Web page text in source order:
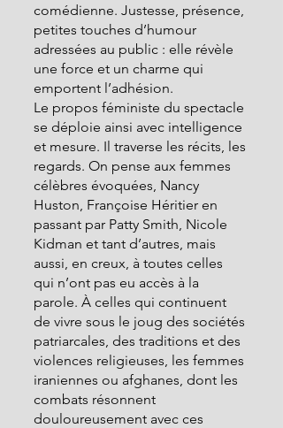
comédienne. Justesse, présence,
petites touches d’humour
adressées au public : elle révèle
une force et un charme qui
emportent l’adhésion.
Le propos féministe du spectacle
se déploie ainsi avec intelligence
et mesure. Il traverse les récits, les
regards. On pense aux femmes
célèbres évoquées, Nancy
Huston, Françoise Héritier en
passant par Patty Smith, Nicole
Kidman et tant d’autres, mais
aussi, en creux, à toutes celles
qui n’ont pas eu accès à la
parole. À celles qui continuent
de vivre sous le joug des sociétés
patriarcales, des traditions et des
violences religieuses, les femmes
iraniennes ou afghanes, dont les
combats résonnent
douloureusement avec ces